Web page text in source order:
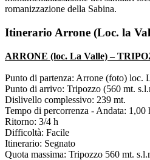
romanizzazione della Sabina.
Itinerario Arrone (Loc. la
ARRONE (loc. La Valle) –
Punto di partenza: Arrone (foto) loc.
Punto di arrivo: Tripozzo (560 mt.
Dislivello complessivo: 239 mt.
Tempo di percorrenza - Andata: 1,00
Ritorno: 3/4 h
Difficoltà: Facile
Itinerario: Segnato
Quota massima: Tripozzo 560 mt.